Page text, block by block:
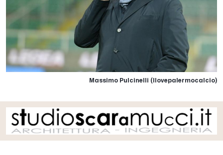
Massimo Pulcinelli (Ilovepalermocalcio)